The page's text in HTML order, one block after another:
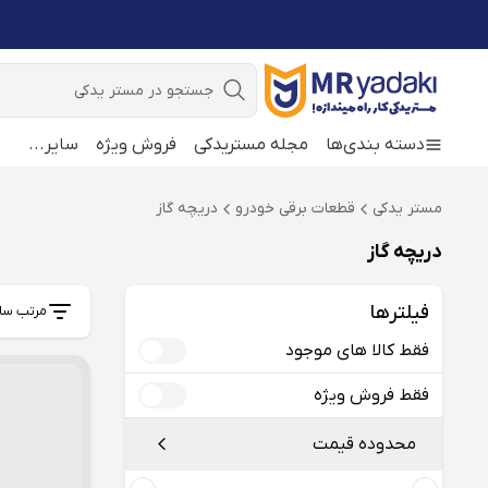
جستجو
دسته بندی‌ها مجله مستریدکی فروش ویژه سایر ...
مستر یدکی قطعات برقی خودرو دریچه گاز
دریچه گاز
فیلترها
فقط کالا های موجود
فقط فروش ویژه
محدوده قیمت
مرتب